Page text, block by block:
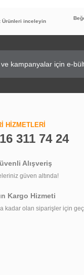
Duvar Arası Duşakabin
Ürünleri inceleyin
HİZMETLERİ
311 74 24
Alışveriş
güven altında!
Kargo Hizmeti
kadar olan siparişler için